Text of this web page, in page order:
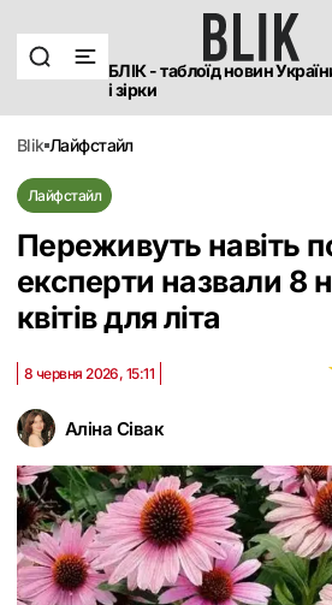
БЛІК - таблоїд новин
і зірки
blik лайфстайл
Лайфстайл
Переживуть навіть
експерти назвали 8
квітів для літа
Аліна Сівак
8 червня 2026, 15:11